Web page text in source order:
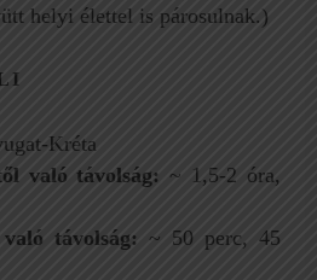
helyi élettel is párosulnak.)
Kréta
való távolság: ~ 1,5-2 óra,
távolság: ~ 50 perc, 45